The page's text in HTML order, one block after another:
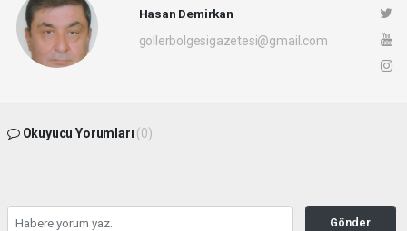
Hasan Demirkan
gollerbolgesigazetesi@gmail.com
Okuyucu Yorumları (0)
Gönder